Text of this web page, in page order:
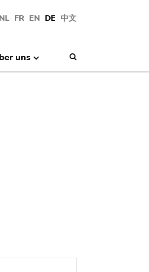
NL FR EN DE 中文
uns